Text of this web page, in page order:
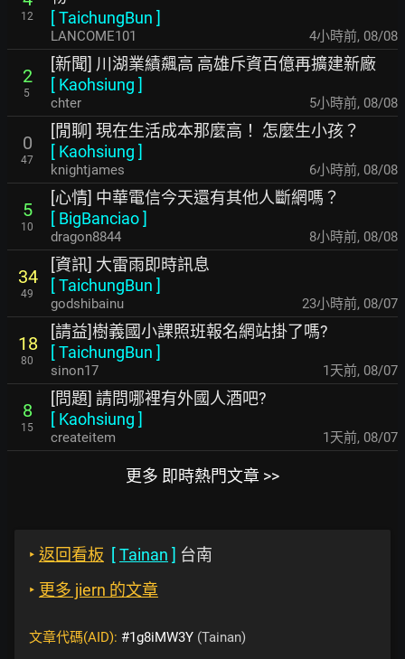
12
[TaichungBun ]
LANCOME101 4小時前, 08/08
2
5
[新聞] 川湖業績飆高 高雄斥資百億再擴建新廠
[ Kaohsiung ]
chter 5小時前, 08/08
0
47
[閒聊] 現在生活成本那麼高！ 怎麼生小孩？
[ Kaohsiung ]
knightjames 6小時前, 08/08
5
10
[心情] 中華電信今天還有其他人斷網嗎？
[ BigBanciao]
dragon8844 8小時前, 08/08
34
49
[資訊] 大雷雨即時訊息
[TaichungBun ]
godshibainu 23小時前, 08/07
18
80
[請益]樹義國小課照班報名網站掛了嗎?
[TaichungBun ]
sinon17 1天前, 08/07
8
15
[問題] 請問哪裡有外國人酒吧?
[ Kaohsiung ]
createitem 1天前, 08/07
更多 即時熱門文章 >>
‣ 返回看板 [Tainan ] 台南
‣ 更多 jiern 的文章
文章代碼(AID): #1g8iMW3Y (Tainan)